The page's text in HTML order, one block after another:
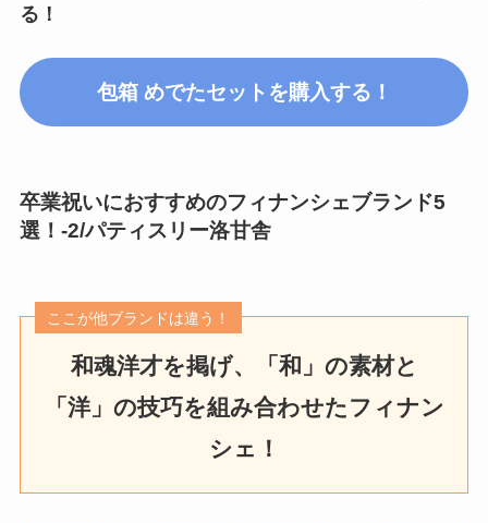
る！
包箱 めでたセットを購入する！
卒業祝いにおすすめのフィナンシェブランド5
選！ -2/パティスリー洛甘舎
ここが他ブランドは違う！
和魂洋才を掲げ、「和」の素材と
「洋」の技巧を組み合わせた フィナン
シェ ！